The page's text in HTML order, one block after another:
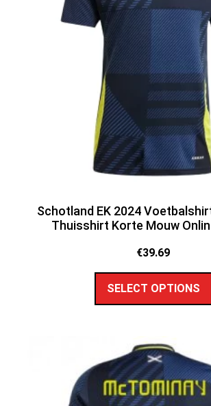
Schotland EK 2024
Thuisshirt Korte Mouw
€39.69
SELECT OPTIONS